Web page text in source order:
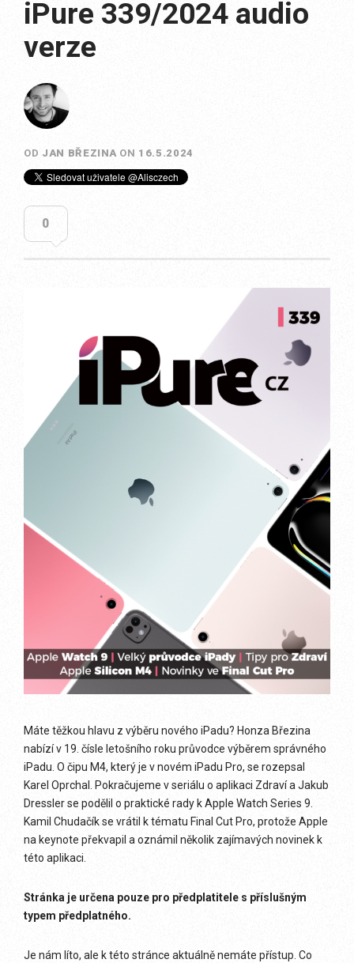
iPure 339/2024 audio
verze
OD JAN BŘEZINA ON 16.5.2024
0
Máte těžkou hlavu z výběru nového iPadu? Honza Březina
nabízí v 19. čísle letošního roku průvodce výběrem správného
iPadu. O čipu M4, který je v novém iPadu Pro, se rozepsal
Karel Oprchal. Pokračujeme v seriálu o aplikaci Zdraví a Jakub
Dressler se podělil o praktické rady k Apple Watch Series 9.
Kamil Chudačík se vrátil k tématu Final Cut Pro, protože Apple
na keynote překvapil a oznámil několik zajímavých novinek k
této aplikaci.
Stránka je určena pouze pro předplatitele s příslušným
typem předplatného.
Je nám líto, ale k této stránce aktuálně nemáte přístup. Co